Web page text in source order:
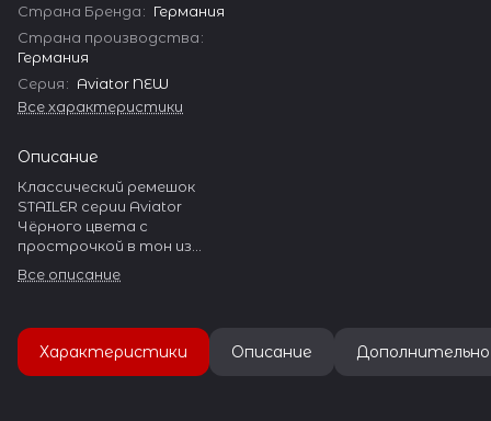
Страна Бренда: Германия
Страна производства:
Германия
Серия: Aviator NEW
Все характеристики
Описание
Классический ремешок
STAILER серии Aviator
Чёрного цвета с
прострочкой в тон из
гладкой кожи для массивных
На ремешке установлена
стальная пряжка с широким
язычком.
Все описание
Характеристики Описание Дополнительно